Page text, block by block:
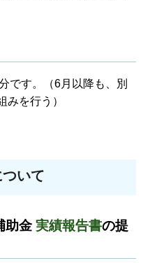
です。（6月以降も、別
みを行う）
いて
助金 実績報告書の提